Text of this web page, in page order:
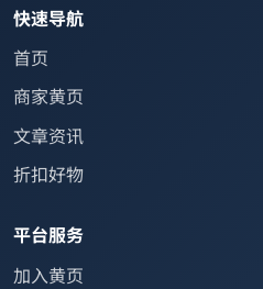
快速导航
首页
商家黄页
文章资讯
折扣好物
平台服务
加入黄页